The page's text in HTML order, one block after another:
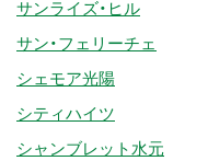
サンライズ・ヒル
サン・フェリーチェ
シェモア光陽
シティハイツ
シャンブレット水元